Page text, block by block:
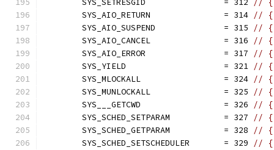
	SYS_SETRESGID                = 312
// {
	SYS_AIO_RETURN               = 314
// {
	SYS_AIO_SUSPEND              = 315
// {
	SYS_AIO_CANCEL               = 316
// {
	SYS_AIO_ERROR                = 317
// {
	SYS_YIELD                    = 321
// {
	SYS_MLOCKALL                 = 324
// {
	SYS_MUNLOCKALL               = 325
// {
	SYS___GETCWD                 = 326
// {
	SYS_SCHED_SETPARAM           = 327
// {
	SYS_SCHED_GETPARAM           = 328
// {
	SYS_SCHED_SETSCHEDULER       = 329
// {